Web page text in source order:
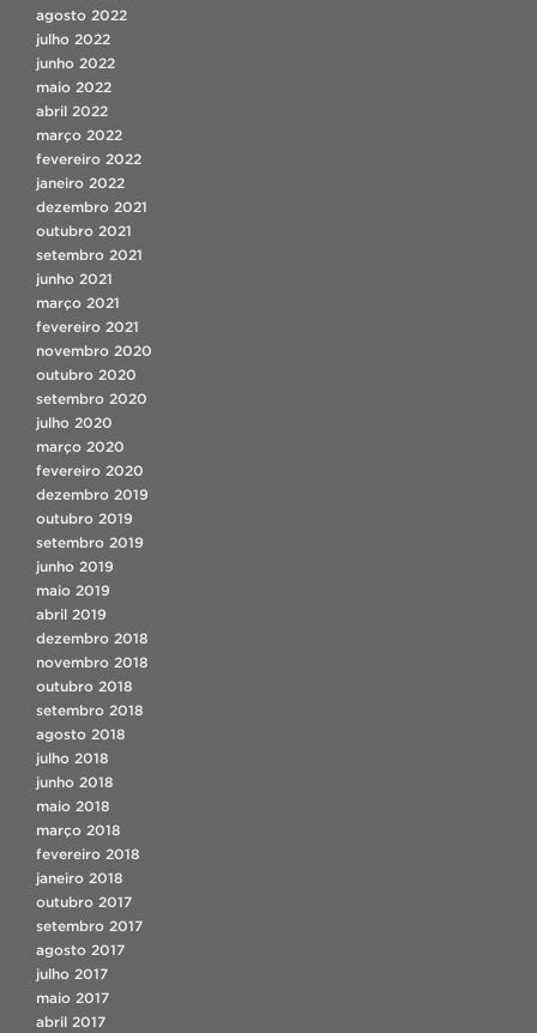
agosto 2022
julho 2022
junho 2022
maio 2022
abril 2022
março 2022
fevereiro 2022
janeiro 2022
dezembro 2021
outubro 2021
setembro 2021
junho 2021
março 2021
fevereiro 2021
novembro 2020
outubro 2020
setembro 2020
julho 2020
março 2020
fevereiro 2020
dezembro 2019
outubro 2019
setembro 2019
junho 2019
maio 2019
abril 2019
dezembro 2018
novembro 2018
outubro 2018
setembro 2018
agosto 2018
julho 2018
junho 2018
maio 2018
março 2018
fevereiro 2018
janeiro 2018
outubro 2017
setembro 2017
agosto 2017
julho 2017
maio 2017
abril 2017